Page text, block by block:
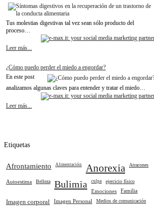
Tus molestias digestivas tal vez sean sólo producto del
proceso…
Leer más...
¿Cómo puedo perder el miedo a engordar?
En este post
analizamos algunas claves para entender y tratar el miedo…
Leer más...
Etiquetas
Afrontamiento Alimentación Anorexia Atracones
Autoestima Belleza Bulimia culpa ejercicio físico
Emociones Familia
Imagen corporal Imagen Personal Medios de comunicación